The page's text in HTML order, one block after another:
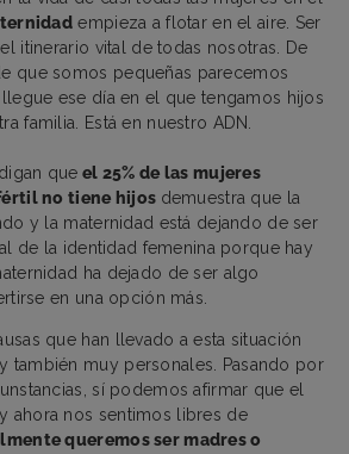
empieza a flotar en el aire. Ser
itinerario vital de todas nosotras. De
que somos pequeñas parecemos
ese día en el que tengamos hijos
familia. Está en nuestro ADN.
que el 25% de las mujeres
no tiene hijos demuestra que la
y la maternidad está dejando de ser
de la identidad femenina porque hay
ha dejado de ser algo
en una opción más.
que han llevado a esta situación
también muy personales. Pasando por
sí podemos afirmar que el
ahora nos sentimos libres de
queremos ser madres o